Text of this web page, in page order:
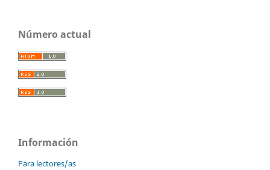
Número actual
Información
Para lectores/as